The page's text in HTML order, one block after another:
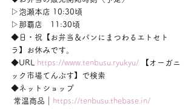
▷泡瀬本店 10:30頃
▷那覇店　11:30頃
◆日・祝【お弁当＆パンにまつわるエトセト
ラ】お休みです。
◆URL
https://www.tenbusu.ryukyu/ 【オーガニ
ック市場てんぶす】で検索
◆ネットショップ
常温商品｜
https://tenbusu.thebase.in/